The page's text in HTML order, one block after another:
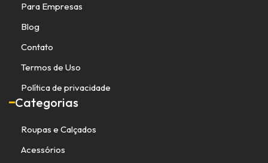
Para Empresas
Blog
Contato
Termos de Uso
Política de privacidade
Categorias
Roupas e Calçados
Acessórios